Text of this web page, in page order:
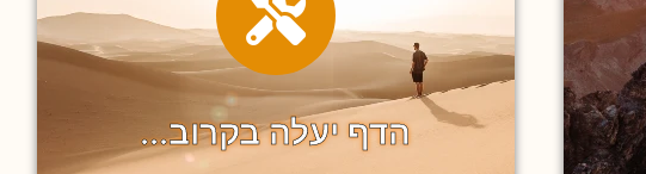
הדף יעלה בקרוב...